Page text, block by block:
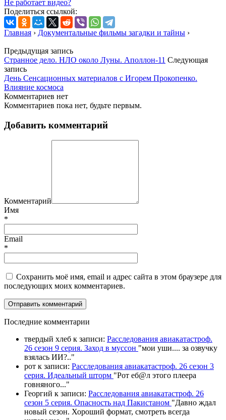
Не работает видео?
Поделиться ссылкой:
Главная › Документальные фильмы загадки и тайны ›
Предыдущая запись
Странное дело. НЛО около Луны. Аполлон-11 Следующая
запись
День Сенсационных материалов с Игорем Прокопенко.
Влияние космоса
Комментариев нет
Комментариев пока нет, будьте первым.
Добавить комментарий
Комментарий
Имя
*
Email
*
Сохранить моё имя, email и адрес сайта в этом браузере для
последующих моих комментариев.
Последние комментарии
твердый хлеб к записи: Расследования авиакатастроф.
26 сезон 9 серия. Заход в муссон "мои уши.... за озвучку
взялась ИИ?.."
рот к записи: Расследования авиакатастроф. 26 сезон 3
серия. Идеальный шторм "Рот еб@л этого плеера
говняного..."
Георгий к записи: Расследования авиакатастроф. 26
сезон 5 серия. Опасность над Пакистаном "Давно ждал
новый сезон. Хороший формат, смотреть всегда